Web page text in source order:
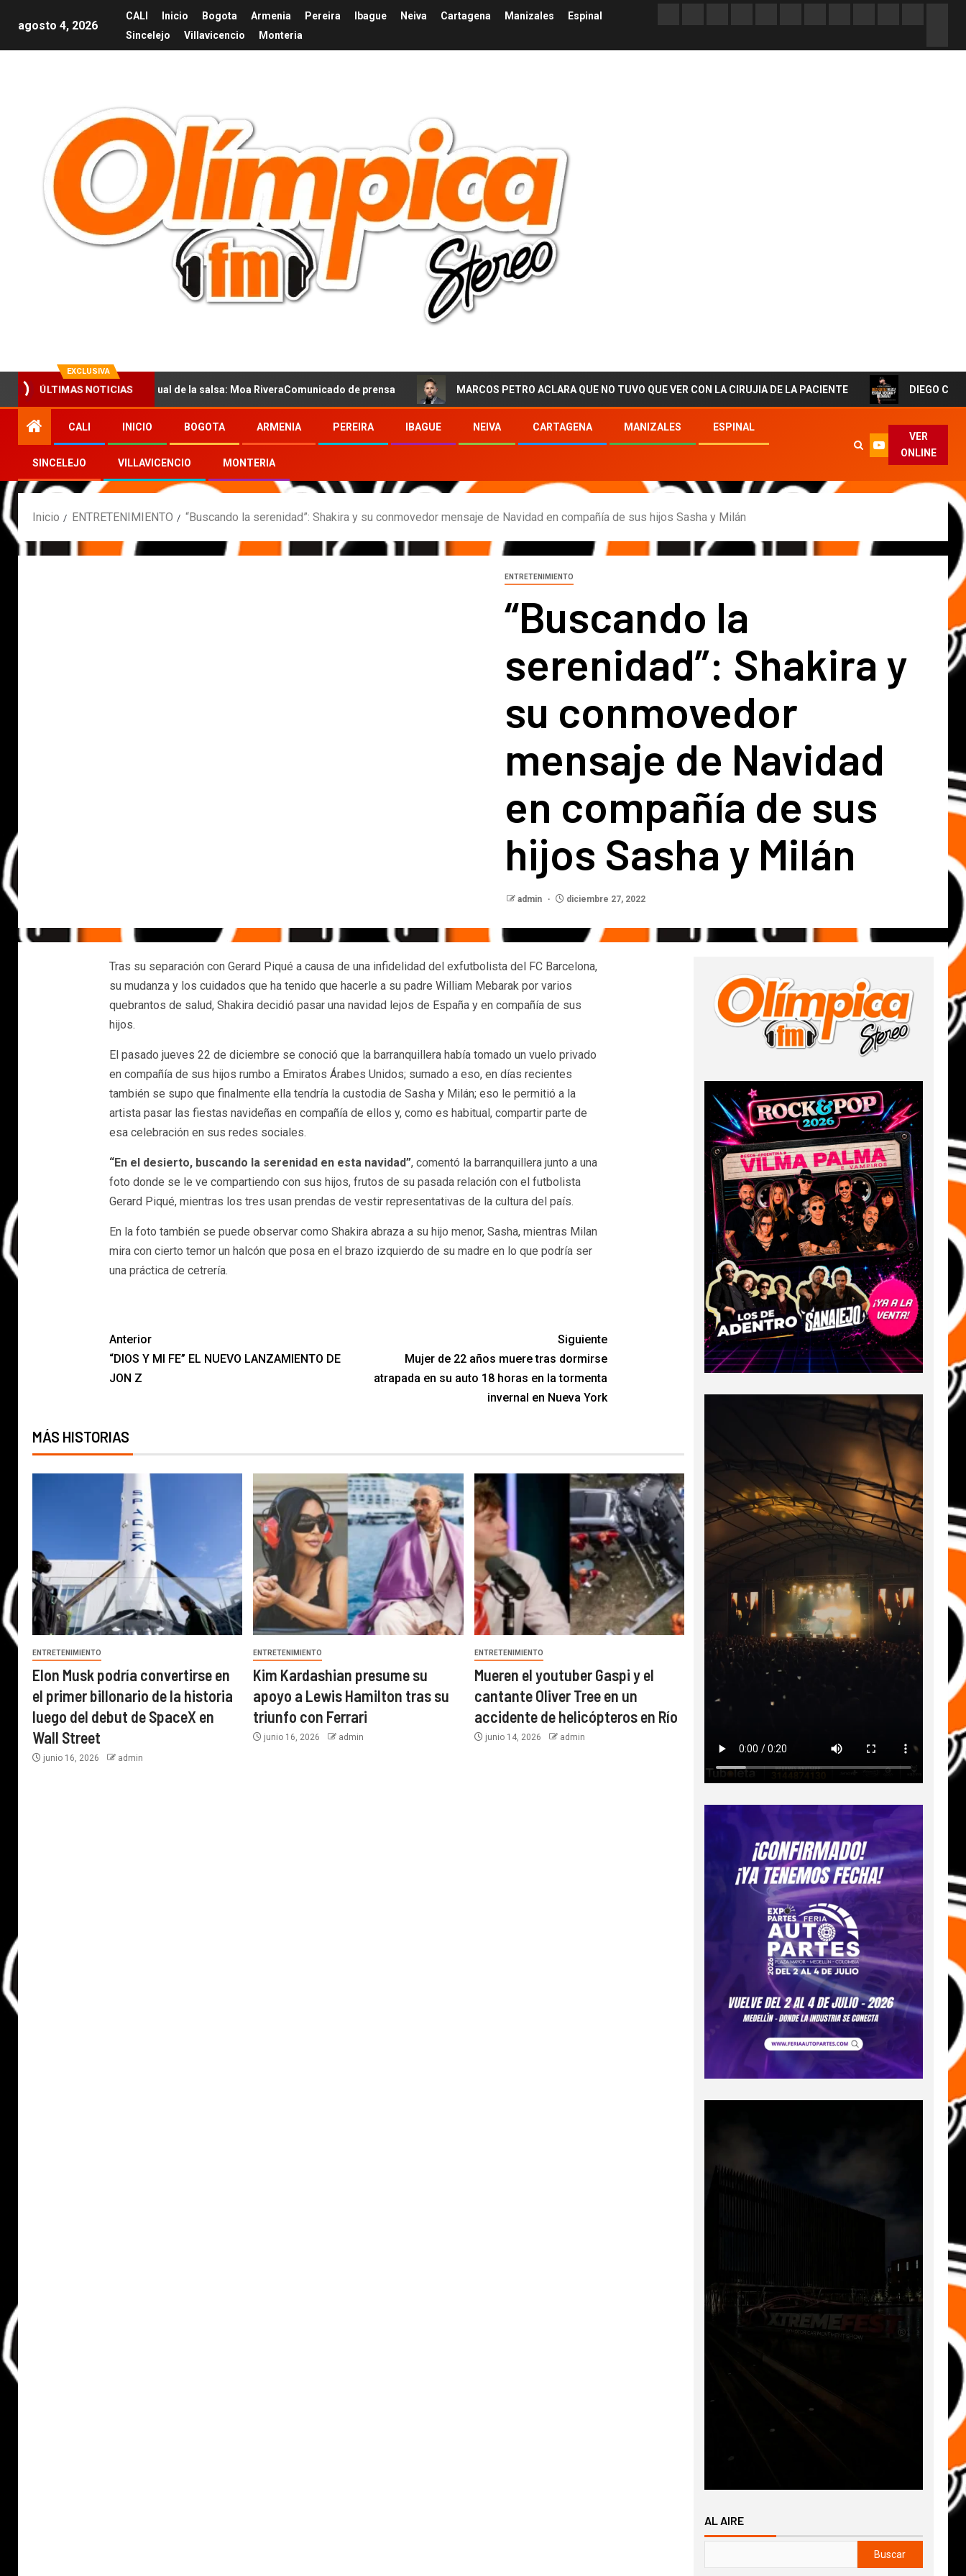
agosto 4, 2026
CALI Inicio Bogota Armenia Pereira Ibague Neiva Cartagena Manizales
Espinal
Sincelejo
Villavicencio Monteria
EXCLUSIVA
ÚLTIMAS NOTICIAS
la nueva voz sensual de la salsa: Moa RiveraComunicado de prensa MARCOS PETRO ACLARA QUE NO TUVO QUE VER CON LA CIRUJIA DE LA PACIENTE DIEGO CORTES El
CALI INICIO BOGOTA ARMENIA PEREIRA IBAGUE NEIVA CARTAGENA MANIZALES ESPINAL
SINCELEJO VILLAVICENCIO MONTERIA
VER
ONLINE
Inicio ENTRETENIMIENTO “Buscando la serenidad”: Shakira y su conmovedor mensaje de Navidad en compañía de sus hijos Sasha y Milán
ENTRETENIMIENTO
“Buscando la
serenidad”: Shakira y
su conmovedor
mensaje de Navidad
en compañía de sus
hijos Sasha y Milán
admin diciembre 27, 2022
Tras su separación con Gerard Piqué a causa de una infidelidad del exfutbolista del FC Barcelona,
su mudanza y los cuidados que ha tenido que hacerle a su padre William Mebarak por varios
quebrantos de salud, Shakira decidió pasar una navidad lejos de España y en compañía de sus
hijos.
El pasado jueves 22 de diciembre se conoció que la barranquillera había tomado un vuelo privado
en compañía de sus hijos rumbo a Emiratos Árabes Unidos; sumado a eso, en días recientes
también se supo que finalmente ella tendría la custodia de Sasha y Milán; eso le permitió a la
artista pasar las fiestas navideñas en compañía de ellos y, como es habitual, compartir parte de
esa celebración en sus redes sociales.
“En el desierto, buscando la serenidad en esta navidad”, comentó la barranquillera junto a una
foto donde se le ve compartiendo con sus hijos, frutos de su pasada relación con el futbolista
Gerard Piqué, mientras los tres usan prendas de vestir representativas de la cultura del país.
En la foto también se puede observar como Shakira abraza a su hijo menor, Sasha, mientras Milan
mira con cierto temor un halcón que posa en el brazo izquierdo de su madre en lo que podría ser
una práctica de cetrería.
Anterior
“DIOS Y MI FE” EL NUEVO LANZAMIENTO DE
JON Z
Siguiente
Mujer de 22 años muere tras dormirse
atrapada en su auto 18 horas en la tormenta
invernal en Nueva York
MÁS HISTORIAS
ENTRETENIMIENTO
Elon Musk podría convertirse en
el primer billonario de la historia
luego del debut de SpaceX en
Wall Street
junio 16, 2026 admin
ENTRETENIMIENTO
Kim Kardashian presume su
apoyo a Lewis Hamilton tras su
triunfo con Ferrari
junio 16, 2026 admin
ENTRETENIMIENTO
Mueren el youtuber Gaspi y el
cantante Oliver Tree en un
accidente de helicópteros en Río
junio 14, 2026 admin
AL AIRE
Buscar